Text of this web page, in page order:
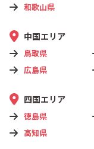
和歌山県
中国エリア
鳥取県
広島県
四国エリア
徳島県
高知県